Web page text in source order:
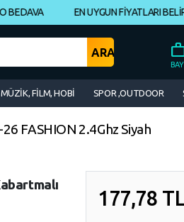
EN UYGUN FİYATLARI
FİLM, HOBİ SPOR ,OUTDOOR
FASHION 2.4Ghz Siyah
177,78